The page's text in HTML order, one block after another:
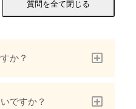
か？
ですか？